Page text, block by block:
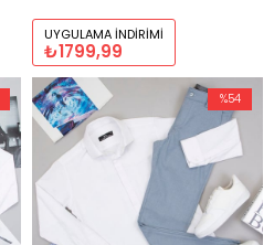
UYGULAMA İNDIRIMI
₺1799,99
%54